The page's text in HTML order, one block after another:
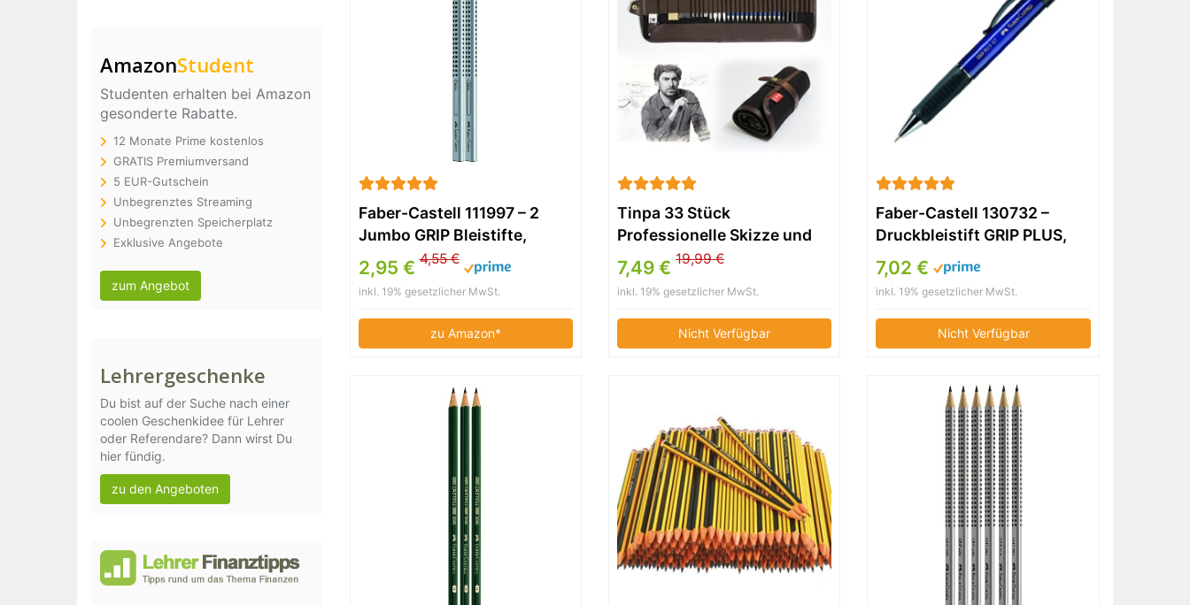
Faber-Castell 111997 – 2
Jumbo GRIP Bleistifte,
Härtegrad: B, Schaftfarbe:
silber
2,95 €4,55 €
inkl. 19% gesetzlicher MwSt.
zu Amazon*
Tinpa 33 Stück
Professionelle Skizze und
Zeichnung Bleistift Kit
Sketching Set Graphite &
Charcoal Bleistifte,
Radiergummi, Anspitzer,
Stick, freies Skizzenbuch
7,49 € 19,99 €
inkl. 19% gesetzlicher MwSt.
Nicht Verfügbar
Faber-Castell 130732 –
Druckbleistift GRIP PLUS,
Minenstärke: 0,7 mm,
Schaftfarbe: blau metallic
7,02 €
inkl. 19% gesetzlicher MwSt.
Nicht Verfügbar
AmazonStudent
Studenten erhalten bei Amazon
gesonderte Rabatte.
12 Monate Prime kostenlos
GRATIS Premiumversand
5 EUR-Gutschein
Unbegrenztes Streaming
Unbegrenzten Speicherplatz
Exklusive Angebote
zum Angebot
Lehrergeschenke
Du bist auf der Suche nach einer
coolen Geschenkidee für Lehrer
oder Referendare? Dann wirst Du
hier fündig.
zu den Angeboten